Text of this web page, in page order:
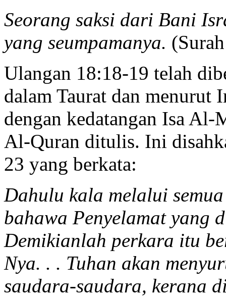
Seorang saksi dari Bani
yang seumpamanya.
Ulangan 18:18-19 telah
dalam Taurat dan
dengan kedatangan Isa Al-
Al-Quran ditulis. Ini
23 yang berkata:
Dahulu kala melalui
bahawa Penyelamat yang
Demikianlah perkara itu
Nya. . . Tuhan akan
saudara-saudara, kerana